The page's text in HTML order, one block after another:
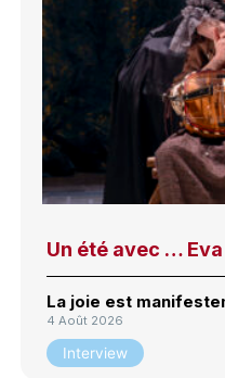
Un été avec …
La joie est
4 Août 2026
Interview